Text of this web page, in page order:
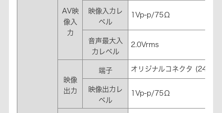
AV映
像入
力
映像入力レ
ベル
1Vp-p/75Ω
音声最大入
力レベル
2.0Vrms
映像
出力
端子 オリジナルコネクタ
映像出力レ
ベル
1Vp-p/75Ω